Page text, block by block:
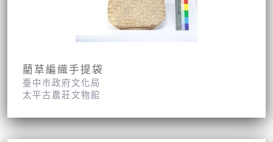
藺草編織手提袋
臺中市政府文化局
太平古農莊文物館